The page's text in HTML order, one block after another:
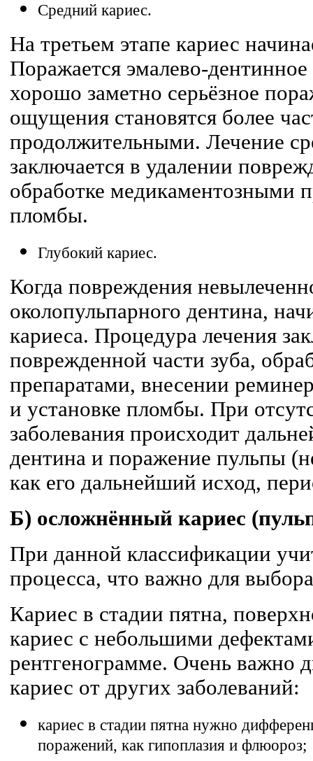
Средний кариес.
На третьем этапе кариес
Поражается эмалево-
хорошо заметно серьёзное
ощущения становятся более
продолжительными. Лечение
заключается в удалении
обработке медикаментозными
пломбы.
Глубокий кариес.
Когда повреждения
околопульпарного дентина,
кариеса. Процедура лечения
поврежденной части зуба,
препаратами, внесении
и установке пломбы. При
заболевания происходит
дентина и поражение пульпы
как его дальнейший исход,
Б) осложнённый кариес
При данной классификации
процесса, что важно для
Кариес в стадии пятна,
кариес с небольшими
рентгенограмме. Очень важно
кариес от других заболеваний:
кариес в стадии пятна нужно
поражений, как гипоплазия и флюороз;